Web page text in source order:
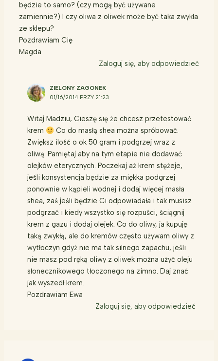
będzie to samo? (czy mogą być używane
zamiennie?) I czy oliwa z oliwek może być taka zwykła
ze sklepu?
Pozdrawiam Cię
Magda
Zaloguj się, aby odpowiedzieć
ZIELONY ZAGONEK
01/16/2014 PRZY 21:23
Witaj Madziu, Cieszę się że chcesz przetestować
krem
Co do masłą shea można spróbować.
Zwiększ ilość o ok 50 gram i podgrzej wraz z
oliwą. Pamiętaj aby na tym etapie nie dodawać
olejków eterycznych. Poczekaj aż krem stężeje,
jeśli konsystencja będzie za miękka podgrzej
ponownie w kąpieli wodnej i dodaj więcej masła
shea, zaś jeśli będzie Ci odpowiadała i tak musisz
podgrzać i kiedy wszystko się rozpuści, ściągnij
krem z gazu i dodaj olejek. Co do oliwy, ja kupuję
taką zwykłą, ale do kremów często używam oliwy z
wytłoczyn gdyż nie ma tak silnego zapachu, jeśli
nie masz pod ręką oliwy z oliwek można użyć oleju
słonecznikowego tłoczonego na zimno. Daj znać
jak wyszedł krem.
Pozdrawiam Ewa
Zaloguj się, aby odpowiedzieć